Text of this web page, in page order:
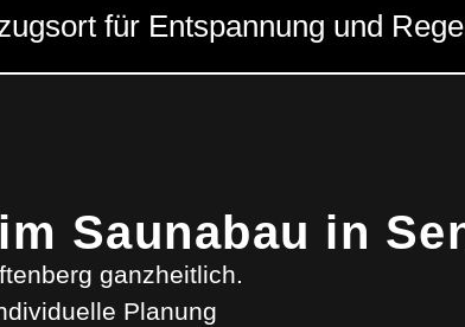
für Entspannung und
Saunabau in
ganzheitlich.
Planung